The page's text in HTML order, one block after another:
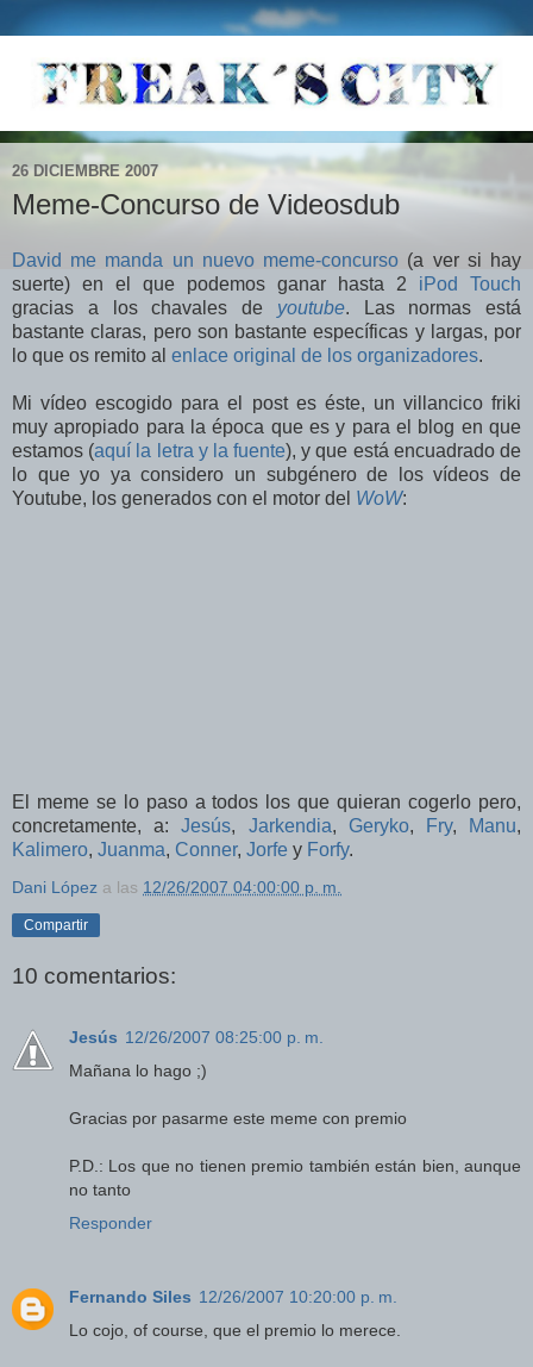
26 DICIEMBRE 2007
Meme-Concurso de Videosdub
David me manda un nuevo meme-concurso (a ver si hay
suerte) en el que podemos ganar hasta 2 iPod Touch
gracias a los chavales de youtube. Las normas está
bastante claras, pero son bastante específicas y largas, por
lo que os remito al enlace original de los organizadores.
Mi vídeo escogido para el post es éste, un villancico friki
muy apropiado para la época que es y para el blog en que
estamos (aquí la letra y la fuente), y que está encuadrado de
lo que yo ya considero un subgénero de los vídeos de
Youtube, los generados con el motor del WoW:
El meme se lo paso a todos los que quieran cogerlo pero,
concretamente, a:Jesús, Jarkendia, Geryko, Fry, Manu,
Kalimero, Juanma, Conner, Jorfe y Forfy.
Dani López a las 12/26/2007 04:00:00 p. m.
Compartir
10 comentarios:
Jesús 12/26/2007 08:25:00 p. m.
Mañana lo hago ;)
Gracias por pasarme este meme con premio
P.D.: Los que no tienen premio también están bien, aunque
no tanto
Responder
Fernando Siles 12/26/2007 10:20:00 p. m.
Lo cojo, of course, que el premio lo merece.